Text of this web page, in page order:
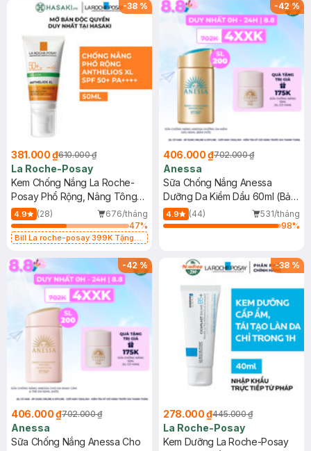
-38 %
381.000 ₫610.000 ₫
La Roche-Posay
Kem Chống Nắng La Roche-
Posay Phổ Rộng, Nâng Tông
Kiềm Dầu 50ml
4.9 (28)
676/tháng
47%
Bill La roche-posay 399K Tặng
(SL có hạn)
-42%
406.000 ₫702.000 ₫
Anessa
Sữa Chống Nắng Anessa
Dưỡng Da Kiềm Dầu 60ml (Bản
Mới)
4.9 (44)
531/tháng
98%
-42%
406.000 ₫702.000 ₫
Anessa
Sữa Chống Nắng Anessa Cho
-38 %
278.000 ₫445.000 ₫
La Roche-Posay
Kem Dưỡng La Roche-Posay